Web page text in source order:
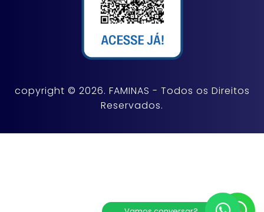
copyright © 2026. FAMINAS - Todos os Direitos
Reservados.